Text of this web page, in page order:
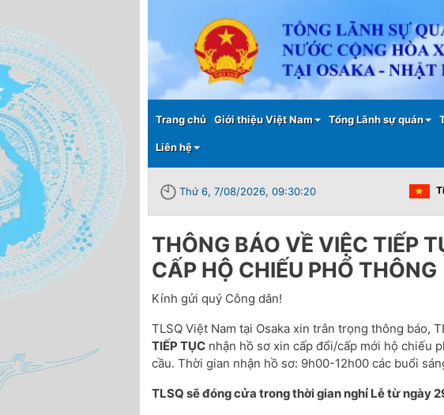
Main menu
Trang chủ Giới thiệu Việt Nam Tổng Lãnh sự quán
Liên hệ
Thứ 6, 7/08/2026, 09:30:20
THÔNG BÁO VỀ VIỆC TIẾP
CẤP HỘ CHIẾU PHỔ THÔNG
Kính gửi quý Công dân!
TLSQ Việt Nam tại Osaka xin trân trọng thông báo,
TIẾP TỤC nhận hồ sơ xin cấp đổi/cấp mới hộ chiếu
cầu. Thời gian nhận hồ sơ: 9h00-12h00 các buổi
TLSQ sẽ đóng cửa trong thời gian nghỉ Lễ từ ngày